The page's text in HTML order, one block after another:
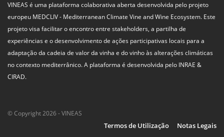
VINEAS é uma plataforma colaborativa aberta desenvolvida pelo projeto
europeu MEDCLIV - Mediterranean Climate Vine and Wine Ecosystem. Este
projeto visa facilitar o encontro entre stakeholders, a partilha de
experiências e o desenvolvimento de ações participativas locais para a
adaptação da cadeia de valor da vinha e do vinho às alterações climáticas
no contexto mediterrânico. A plataforma é desenvolvida pelo INRAE &
CIRAD.
© Copyright 2026 - VINEAS
Termos de Utilização Notas Legais